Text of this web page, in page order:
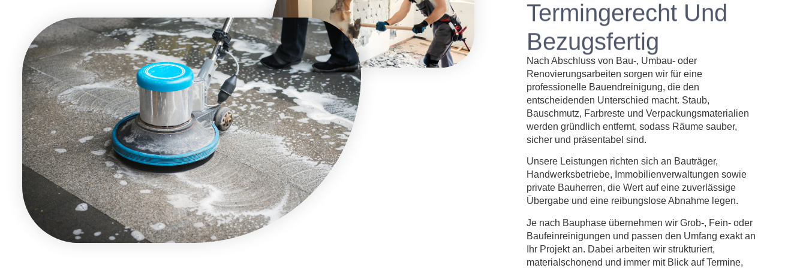
Termingerecht Und
Bezugsfertig
Nach Abschluss von Bau-, Umbau- oder
Renovierungsarbeiten sorgen wir für eine
professionelle Bauendreinigung, die den
entscheidenden Unterschied macht. Staub,
Bauschmutz, Farbreste und Verpackungsmaterialien
werden gründlich entfernt, sodass Räume sauber,
sicher und präsentabel sind.
Unsere Leistungen richten sich an Bauträger,
Handwerksbetriebe, Immobilienverwaltungen sowie
private Bauherren, die Wert auf eine zuverlässige
Übergabe und eine reibungslose Abnahme legen.
Je nach Bauphase übernehmen wir Grob-, Fein- oder
Baufeinreinigungen und passen den Umfang exakt an
Ihr Projekt an. Dabei arbeiten wir strukturiert,
materialschonend und immer mit Blick auf Termine,